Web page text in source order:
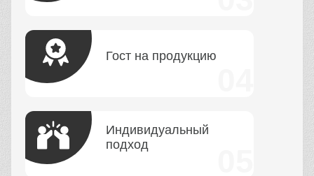
Гост на продукцию
Индивидуальный
подход